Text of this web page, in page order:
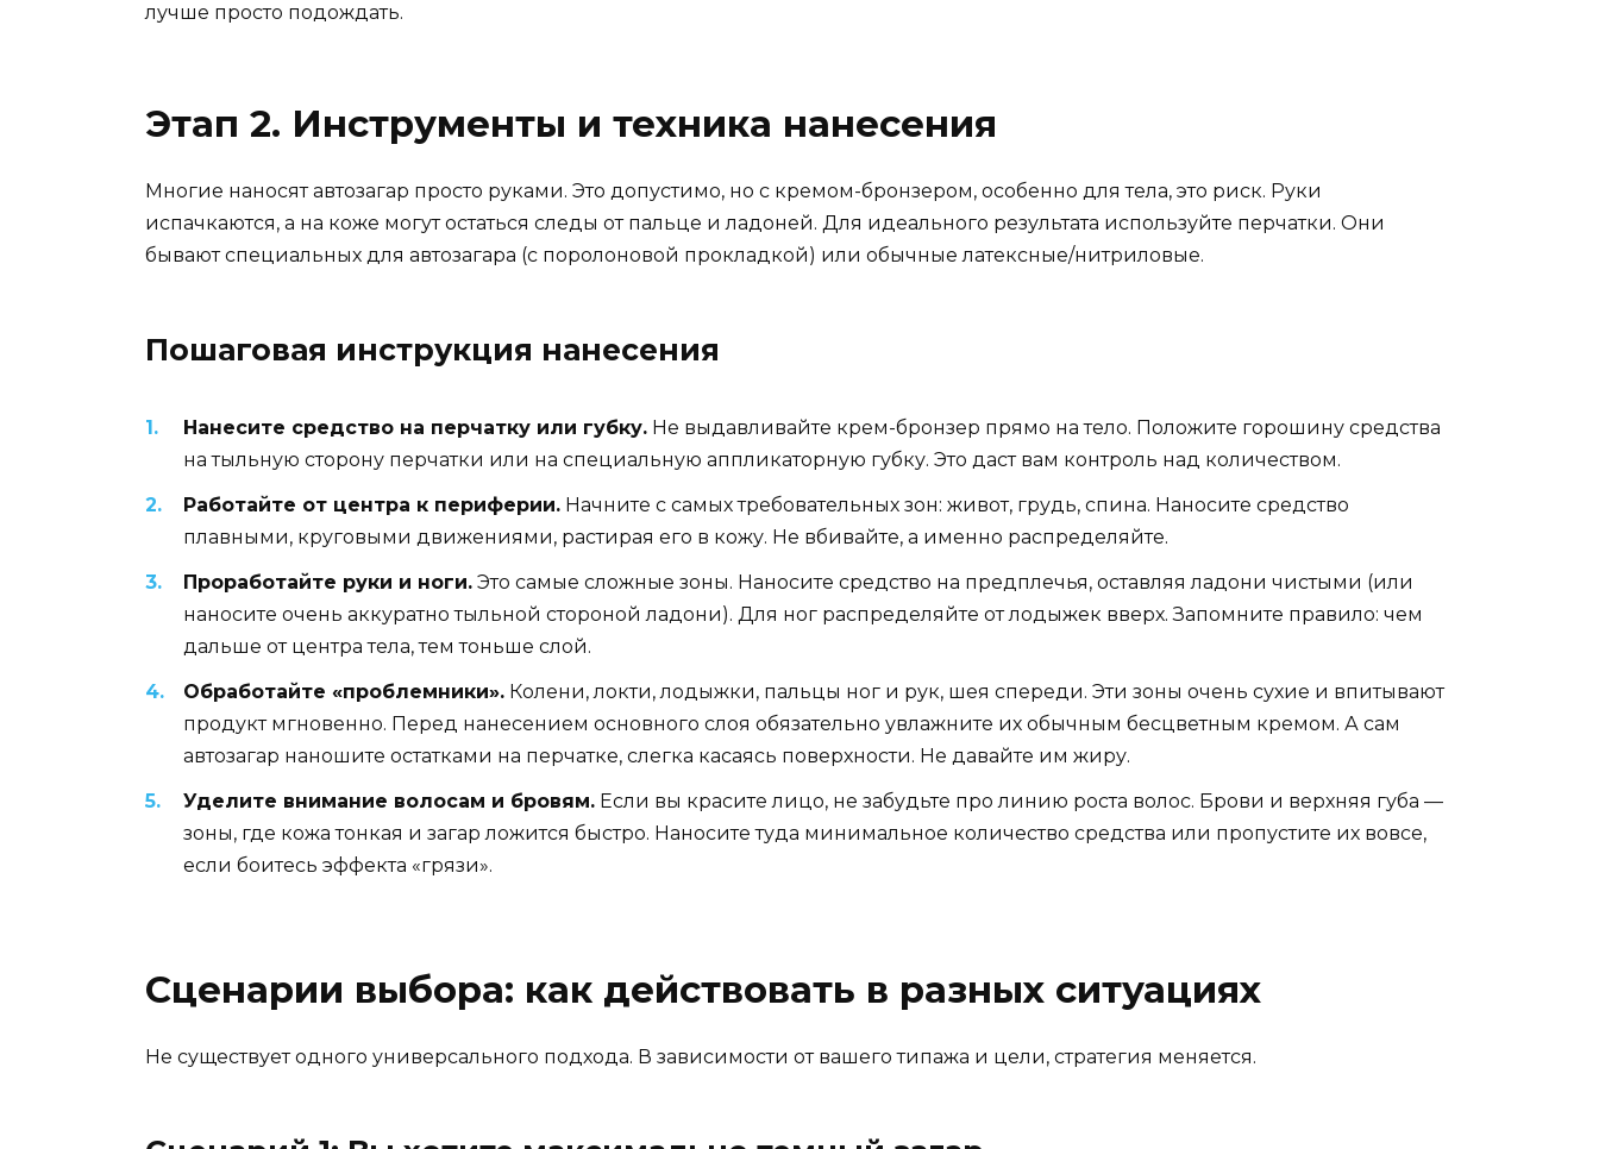
лучше просто подождать.
Этап 2. Инструменты и техника нанесения
Многие наносят автозагар просто руками. Это допустимо, но с кремом-бронзером, особенно для тела, это риск. Руки
испачкаются, а на коже могут остаться следы от пальце и ладоней. Для идеального результата используйте перчатки. Они
бывают специальных для автозагара (с поролоновой прокладкой) или обычные латексные/нитриловые.
Пошаговая инструкция нанесения
Нанесите средство на перчатку или губку. Не выдавливайте крем-бронзер прямо на тело. Положите горошину средства
на тыльную сторону перчатки или на специальную аппликаторную губку. Это даст вам контроль над количеством.
Работайте от центра к периферии. Начните с самых требовательных зон: живот, грудь, спина. Наносите средство
плавными, круговыми движениями, растирая его в кожу. Не вбивайте, а именно распределяйте.
Проработайте руки и ноги. Это самые сложные зоны. Наносите средство на предплечья, оставляя ладони чистыми (или
наносите очень аккуратно тыльной стороной ладони). Для ног распределяйте от лодыжек вверх. Запомните правило: чем
дальше от центра тела, тем тоньше слой.
Обработайте «проблемники». Колени, локти, лодыжки, пальцы ног и рук, шея спереди. Эти зоны очень сухие и впитывают
продукт мгновенно. Перед нанесением основного слоя обязательно увлажните их обычным бесцветным кремом. А сам
автозагар наношите остатками на перчатке, слегка касаясь поверхности. Не давайте им жиру.
Уделите внимание волосам и бровям. Если вы красите лицо, не забудьте про линию роста волос. Брови и верхняя губа —
зоны, где кожа тонкая и загар ложится быстро. Наносите туда минимальное количество средства или пропустите их вовсе,
если боитесь эффекта «грязи».
Сценарии выбора: как действовать в разных ситуациях
Не существует одного универсального подхода. В зависимости от вашего типажа и цели, стратегия меняется.